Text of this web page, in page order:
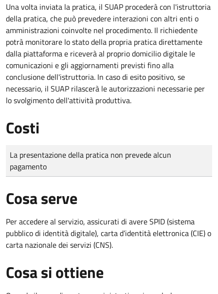
Una volta inviata la pratica, il SUAP procederà con l'istruttoria
della pratica, che può prevedere interazioni con altri enti o
amministrazioni coinvolte nel procedimento. Il richiedente
potrà monitorare lo stato della propria pratica direttamente
dalla piattaforma e riceverà al proprio domicilio digitale le
comunicazioni e gli aggiornamenti previsti fino alla
conclusione dell'istruttoria. In caso di esito positivo, se
necessario, il SUAP rilascerà le autorizzazioni necessarie per
lo svolgimento dell'attività produttiva.
Costi
Tipo di pagamento
Importo
La presentazione della pratica non prevede alcun
pagamento
Cosa serve
Per accedere al servizio, assicurati di avere SPID (sistema
pubblico di identità digitale), carta d’identità elettronica (CIE) o
carta nazionale dei servizi (CNS).
Cosa si ottiene